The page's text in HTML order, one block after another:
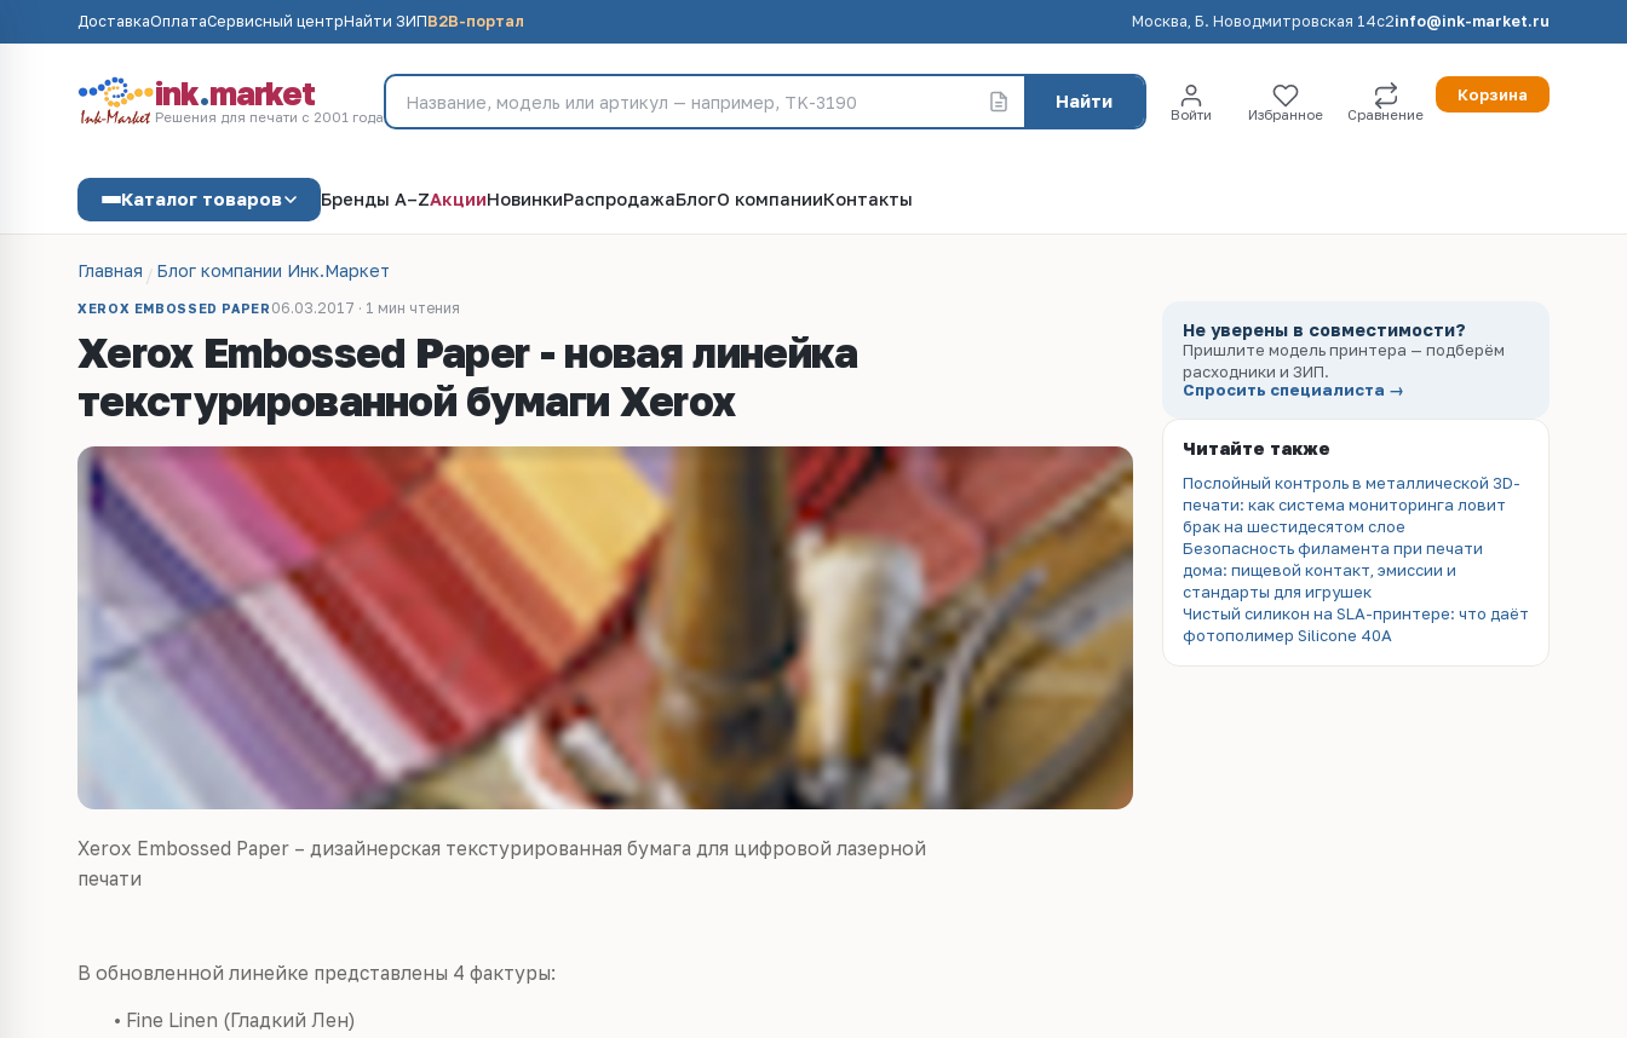
ДоставкаОплатаСервисный центрНайти ЗИПB2B-портал Москва, Б. Новодмитровская 14с2info@ink-market.ru
ink.market
Решения для печати с 2001 года
Найти
Войти Избранное Сравнение
Корзина
Каталог товаров Бренды A–ZАкцииНовинкиРаспродажаБлогО компанииКонтакты
Главная Блог компании Инк.Маркет
XEROX EMBOSSED PAPER 06.03.2017 · 1 мин чтения
Xerox Embossed Paper - новая линейка
текстурированной бумаги Xerox
Xerox Embossed Paper – дизайнерская текстурированная бумага для цифровой лазерной
печати
В обновленной линейке представлены 4 фактуры:
• Fine Linen (Гладкий Лен)
Не уверены в совместимости?
Пришлите модель принтера — подберём
расходники и ЗИП.
Спросить специалиста →
Читайте также
Послойный контроль в металлической 3D-
печати: как система мониторинга ловит
брак на шестидесятом слое
Безопасность филамента при печати
дома: пищевой контакт, эмиссии и
стандарты для игрушек
Чистый силикон на SLA-принтере: что даёт
фотополимер Silicone 40A